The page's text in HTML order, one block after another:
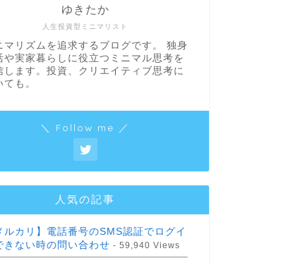
人生投資型ミニマリスト
ゆきたか
マリズムを追求するブログです。 独身
や実家暮らしに役立つミニマル思考を
します。投資、クリエイティブ思考に
ても。
＼ Follow me ／
人気の記事
ルカリ】電話番号のSMS認証でログイ
きない時の問い合わせ - 59,940 Views